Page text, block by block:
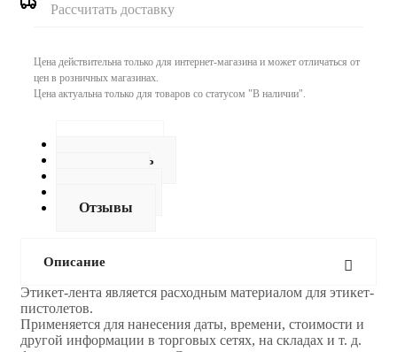
Рассчитать доставку
Цена действительна только для интернет-магазина и может отличаться от
цен в розничных магазинах.
Цена актуальна только для товаров со статусом "В наличии".
Как купить
Отзывы
Описание
Этикет-лента является расходным материалом для этикет-
пистолетов.
Применяется для нанесения даты, времени, стоимости и
другой информации в торговых сетях, на складах и т. д.